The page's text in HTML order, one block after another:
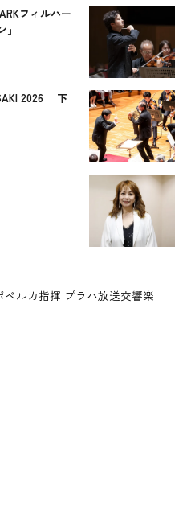
フィルハー
2026 下
ペルカ指揮 プラハ放送交響楽